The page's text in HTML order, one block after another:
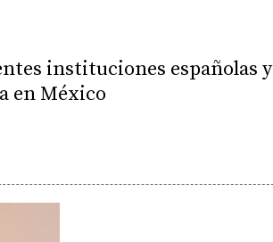
instituciones españolas y
en México